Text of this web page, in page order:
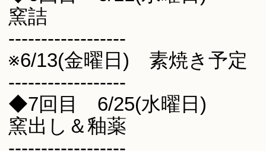
窯詰
------------------
※6/13(金曜日) 素焼き予定
------------------
◆7回目 6/25(水曜日)
窯出し＆釉薬